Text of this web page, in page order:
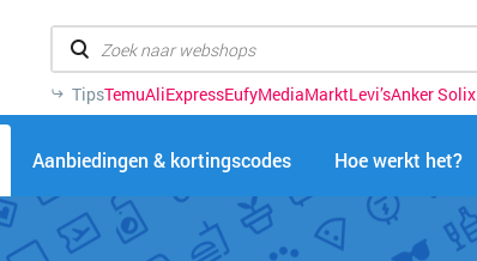
TipsTemuAliExpressEufyMediaMarktLevi’sAnker Solix
Aanbiedingen & kortingscodes Hoe werkt het?